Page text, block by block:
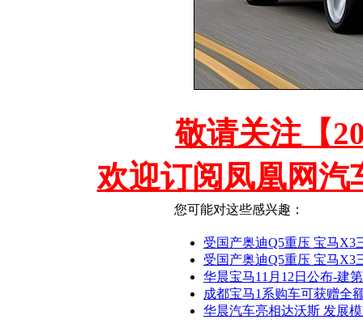
敬请关注【
欢迎订阅凤凰网汽
您可能对这些感兴趣：
受国产奥迪Q5重压 宝马X3
受国产奥迪Q5重压 宝马X3
华晨宝马11月12日公布-建
成都宝马1系购车可获赠全
华晨汽车亮相达沃斯 发展